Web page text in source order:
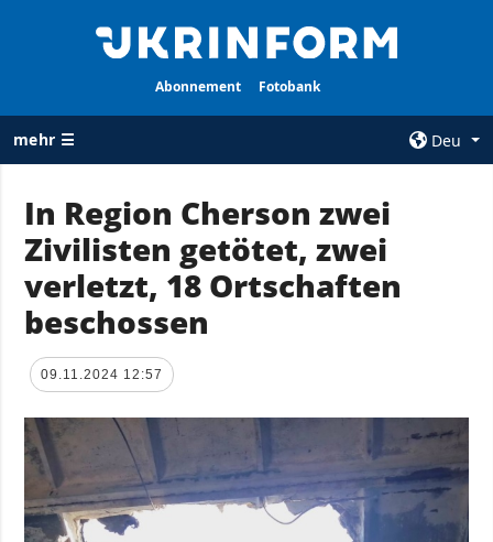
Abonnement Fotobank
mehr ☰
Deu
ALLE
RUBRIKEN
Krieg
Wiederaufbau
der Ukraine
Politik
Wirtschaft
Militär
Gesellschaft und
Kultur
AGENTUR
Über uns
und zum Schutz
personenbezogener
Daten
In Region Cherson zwei
Zivilisten getötet, zwei
verletzt, 18 Ortschaften
beschossen
09.11.2024 12:57